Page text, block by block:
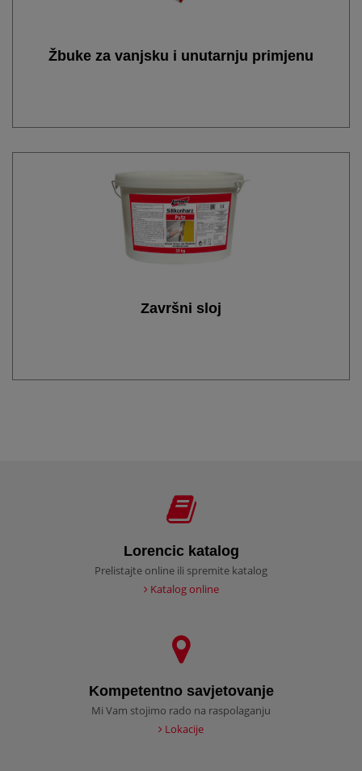
Žbuke za vanjsku i unutarnju primjenu
Završni sloj
Lorencic katalog
Prelistajte online ili spremite katalog
Katalog online
Kompetentno savjetovanje
Mi Vam stojimo rado na raspolaganju
Lokacije